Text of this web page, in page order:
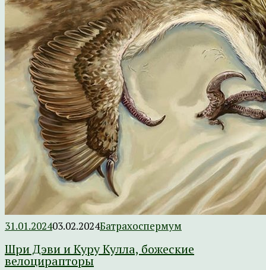
31.01.202403.02.2024Батрахоспермум
Шри Дэви и Куру Кулла, божеские
велоцирапторы